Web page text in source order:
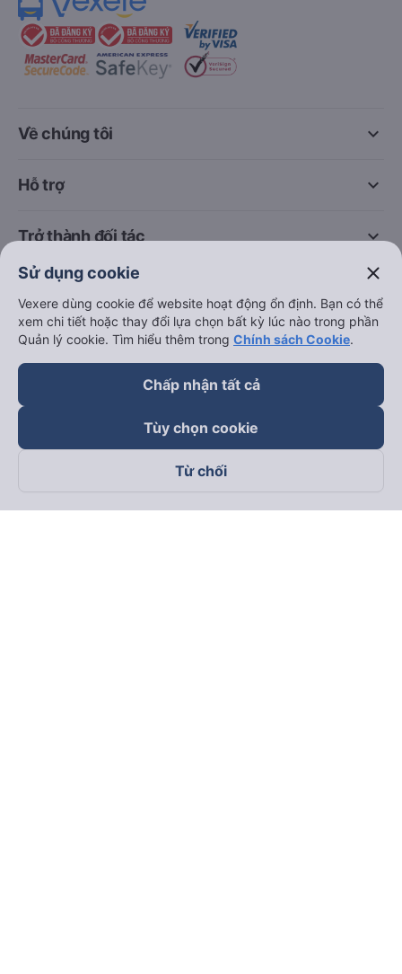
Hà Nội đi Ninh Bình
Hà Nội đi Hạ Long
Đà Nẵng đi Hội An
Đà Nẵng đi Huế
keyboard_arrow_down
Về chúng tôi
keyboard_arrow_down
Hỗ trợ
Sử dụng cookie close
Vexere dùng cookie để website hoạt động ổn định. Bạn có thể
xem chi tiết hoặc thay đổi lựa chọn bất kỳ lúc nào trong phần
Quản lý cookie. Tìm hiểu thêm trong Chính sách Cookie.
Chấp nhận tất cả
Tùy chọn cookie
Từ chối